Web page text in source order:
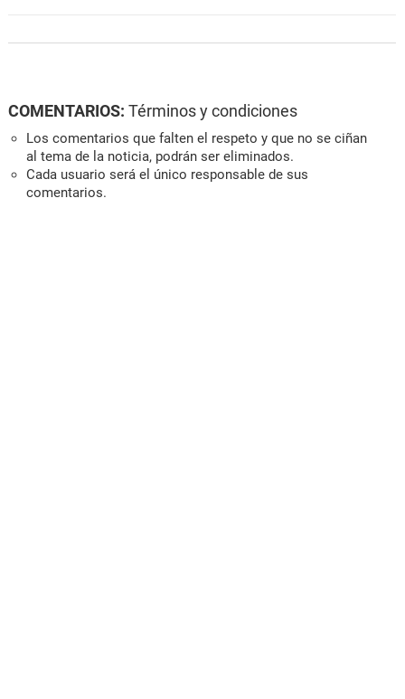
COMENTARIOS: Términos y condiciones
Los comentarios que falten el respeto y que no se ciñan
al tema de la noticia, podrán ser eliminados.
Cada usuario será el único responsable de sus
comentarios.